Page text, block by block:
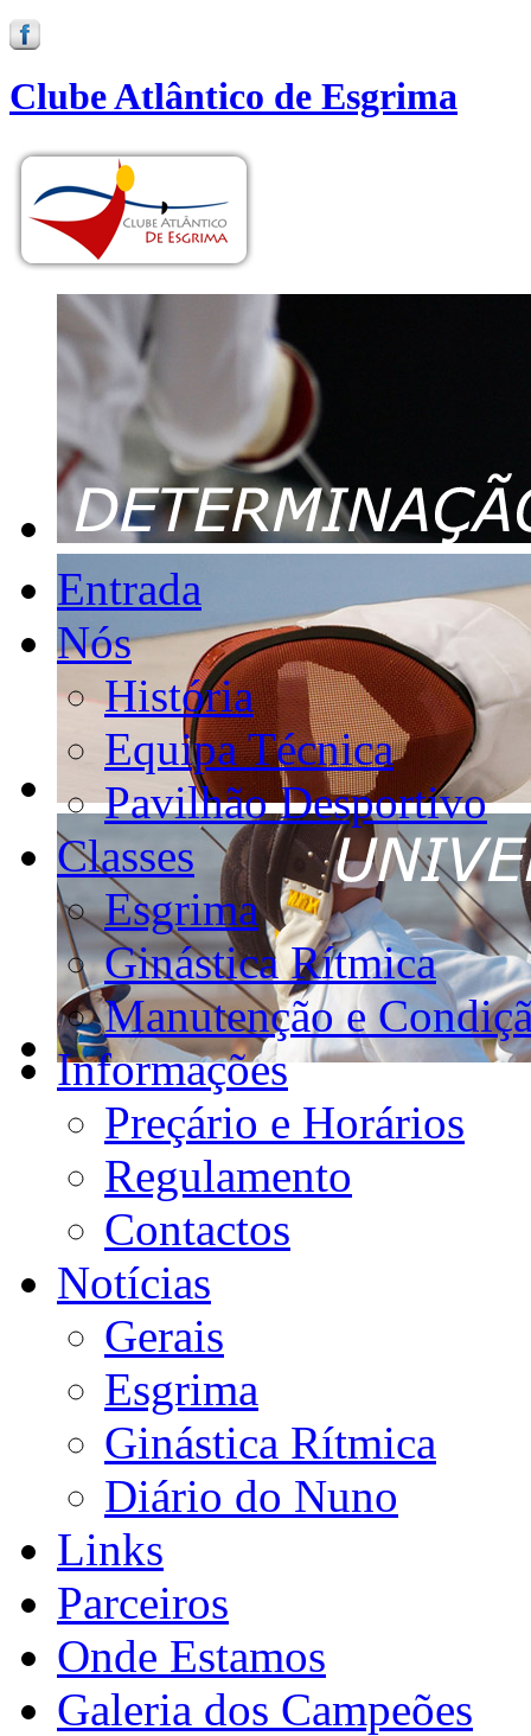
Clube Atlântico de Esgrima
Entrada
Nós
História
Equipa Técnica
Pavilhão Desportivo
Classes
Esgrima
Ginástica Rítmica
Manutenção e
Informações
Preçário e Horários
Regulamento
Contactos
Notícias
Gerais
Esgrima
Ginástica Rítmica
Diário do Nuno
Links
Parceiros
Onde Estamos
Galeria dos Campeões